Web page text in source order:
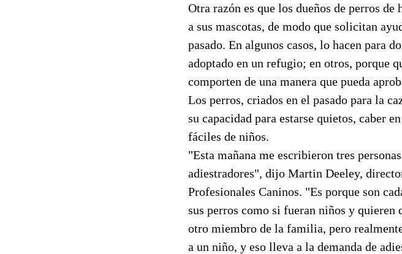
Otra razón es que los dueños de perros
a sus mascotas, de modo que solicitan
pasado. En algunos casos, lo hacen para
adoptado en un refugio; en otros, porque
comporten de una manera que pueda
Los perros, criados en el pasado para la
su capacidad para estarse quietos, caber
fáciles de niños.
"Esta mañana me escribieron tres
adiestradores", dijo Martin Deeley,
Profesionales Caninos. "Es porque son
sus perros como si fueran niños y quieren
otro miembro de la familia, pero
a un niño, y eso lleva a la demanda de